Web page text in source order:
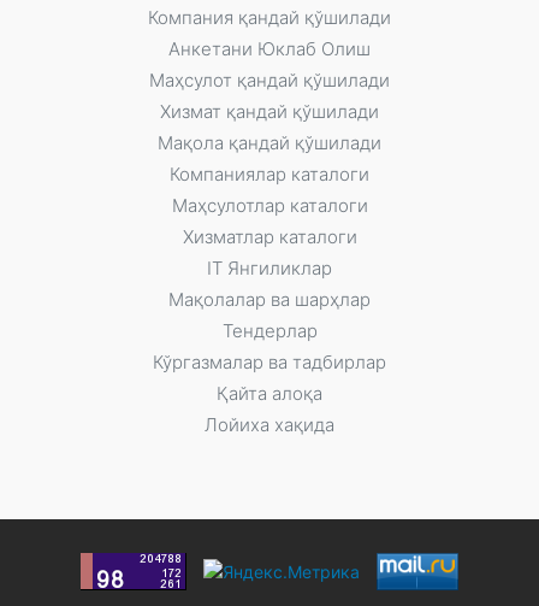
Компания қандай қўшилади
Анкетани Юклаб Олиш
Маҳсулот қандай қўшилади
Xизмат қандай қўшилади
Мақола қандай қўшилади
Компаниялар каталоги
Маҳсулотлар каталоги
Xизматлар каталоги
IT Янгиликлар
Мақолалар ва шарҳлар
Тендерлар
Кўргазмалар ва тадбирлар
Қайта алоқа
Лойиха хақида